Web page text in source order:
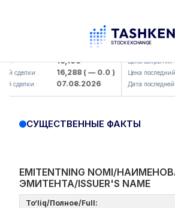
: 16,100
сделки : 16,288( — 0.0 )
сделки : 07.08.2026
KFSK
Цена закрытия :
Цена последний
Дата последней
СУЩЕСТВЕННЫЕ ФАКТЫ
EMITENTNING NOMI/
ЭМИТЕНТА/ISSUER'S NAME
To‘liq/Полное/Full: